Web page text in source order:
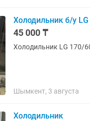
Холодильник б/у LG
45 000 ₸
Холодильник LG 170/
Шымкент, 3 августа
Холодильник